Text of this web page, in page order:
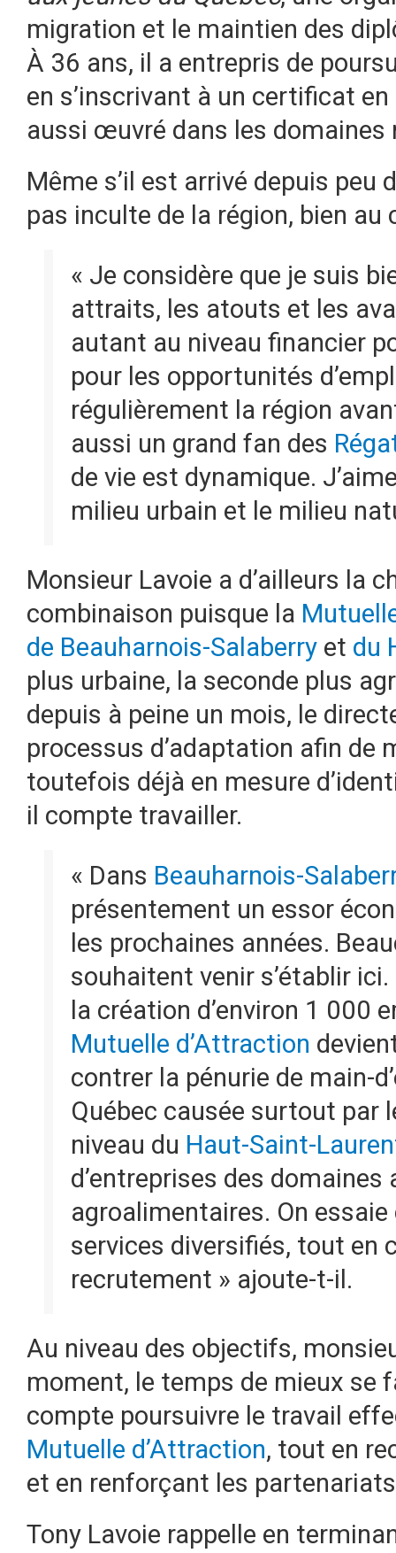
migration et le maintien des
À 36 ans, il a entrepris de
en s’inscrivant à un certificat
aussi œuvré dans les
Même s’il est arrivé depuis peu
pas inculte de la région, bien au
« Je considère que je suis
attraits, les atouts et les
autant au niveau financier
pour les opportunités
régulièrement la région
aussi un grand fan des
de vie est dynamique.
milieu urbain et le milieu
Monsieur Lavoie a d’ailleurs la
combinaison puisque la
de Beauharnois-Salaberry et du
plus urbaine, la seconde plus
depuis à peine un mois, le
processus d’adaptation afin de
toutefois déjà en mesure
il compte travailler.
« Dans Beauharnois-
présentement un essor
les prochaines années.
souhaitent venir s’établir
la création d’environ 1 000
Mutuelle d’Attraction
contrer la pénurie de main-
Québec causée surtout par
niveau du Haut-Saint-
d’entreprises des domaines
agroalimentaires. On essaie
services diversifiés, tout en
recrutement » ajoute-t-il.
Au niveau des objectifs,
moment, le temps de mieux se
compte poursuivre le travail
Mutuelle d’Attraction, tout en
et en renforçant les
Tony Lavoie rappelle en